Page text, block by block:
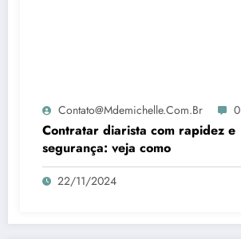
Contato@mdemichelle.com.br 0
Contratar diarista com rapidez e
segurança: veja como
22/11/2024